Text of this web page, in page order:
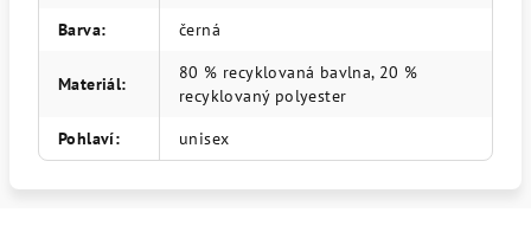
Barva: černá
Materiál:
80 % recyklovaná bavlna, 20 %
recyklovaný polyester
Pohlaví: unisex